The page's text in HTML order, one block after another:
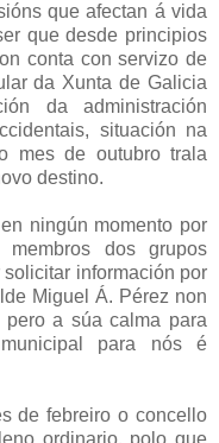
que afectan á vida
que desde principios
conta con servizo de
da Xunta de Galicia
da administración
situación na
mes de outubro trala
destino.
ningún momento por
dos grupos
información por
Miguel Á. Pérez non
pero a súa calma para
para nós é
de febreiro o concello
ordinario, polo que